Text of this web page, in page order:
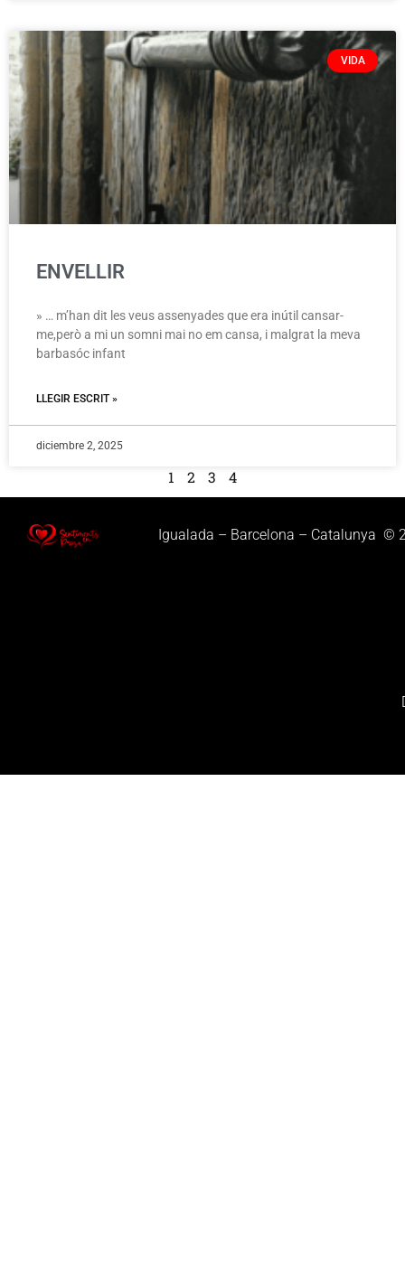
VIDA
ENVELLIR
» … m’han dit les veus assenyades que era inútil cansar-
me,però a mi un somni mai no em cansa, i malgrat la meva
barbasóc infant
LLEGIR ESCRIT »
diciembre 2, 2025
1 2 3 4
Igualada – Barcelona – Catalunya ©